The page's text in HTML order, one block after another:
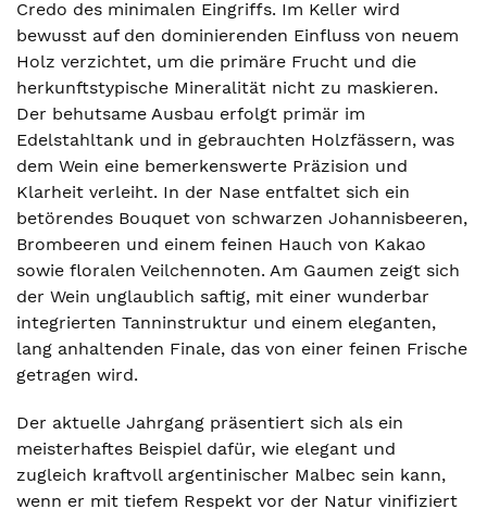
Credo des minimalen Eingriffs. Im Keller wird
bewusst auf den dominierenden Einfluss von neuem
Holz verzichtet, um die primäre Frucht und die
herkunftstypische Mineralität nicht zu maskieren.
Der behutsame Ausbau erfolgt primär im
Edelstahltank und in gebrauchten Holzfässern, was
dem Wein eine bemerkenswerte Präzision und
Klarheit verleiht. In der Nase entfaltet sich ein
betörendes Bouquet von schwarzen Johannisbeeren,
Brombeeren und einem feinen Hauch von Kakao
sowie floralen Veilchennoten. Am Gaumen zeigt sich
der Wein unglaublich saftig, mit einer wunderbar
integrierten Tanninstruktur und einem eleganten,
lang anhaltenden Finale, das von einer feinen Frische
getragen wird.
Der aktuelle Jahrgang präsentiert sich als ein
meisterhaftes Beispiel dafür, wie elegant und
zugleich kraftvoll argentinischer Malbec sein kann,
wenn er mit tiefem Respekt vor der Natur vinifiziert